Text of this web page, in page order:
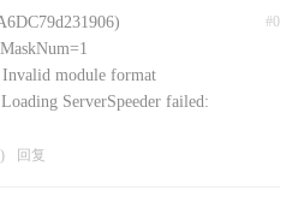
#0
Invalid module format
ServerSpeeder failed:
回复